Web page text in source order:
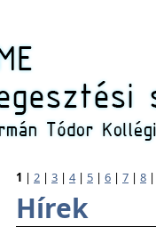
1 | 2 | 3 | 4| 5 | 6 | 7 | 8
Hírek